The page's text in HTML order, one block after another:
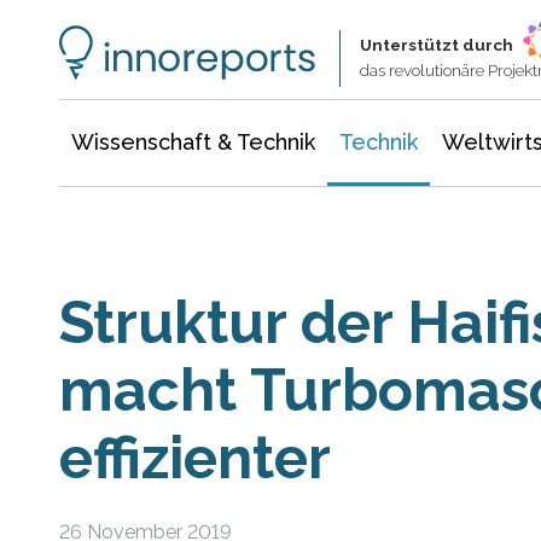
Unterstützt durch
das revolutionäre
Wissenschaft & Technik Technik
Struktur der
macht
effizienter
26 November 2019